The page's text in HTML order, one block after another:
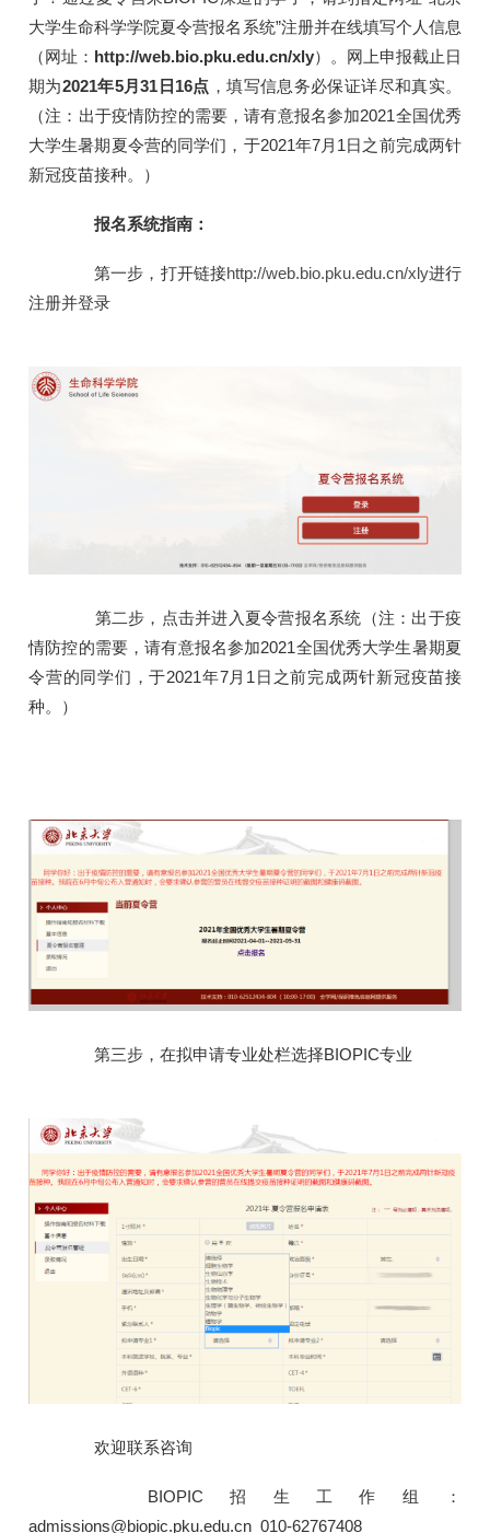
大学生命科学学院夏令营报名系统”注册并在线填写个人信息
（网址： http://web.bio.pku.edu.cn/xly）。网上申报截止日
期为2021年5月31日16点 ，填写信息务必保证详尽和真实。
（注：出于疫情防控的需要，请有意报名参加2021全国优秀
大学生暑期夏令营的同学们，于2021年7月1日之前完成两针
新冠疫苗接种。）
报名系统指南：
第一步，打开链接http://web.bio.pku.edu.cn/xly进行
注册并登录
第二步，点击并进入夏令营报名系统（注：出于疫
情防控的需要，请有意报名参加2021全国优秀大学生暑期夏
令营的同学们，于2021年7月1日之前完成两针新冠疫苗接
种。）
第三步，在拟申请专业处栏选择BIOPIC专业
欢迎联系咨询
BIOPIC招生工作组：
admissions@biopic.pku.edu.cn 010-62767408